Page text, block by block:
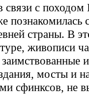
связи с походом
познакомилась
страны. В
живописи
мосты и
сфинксов, не